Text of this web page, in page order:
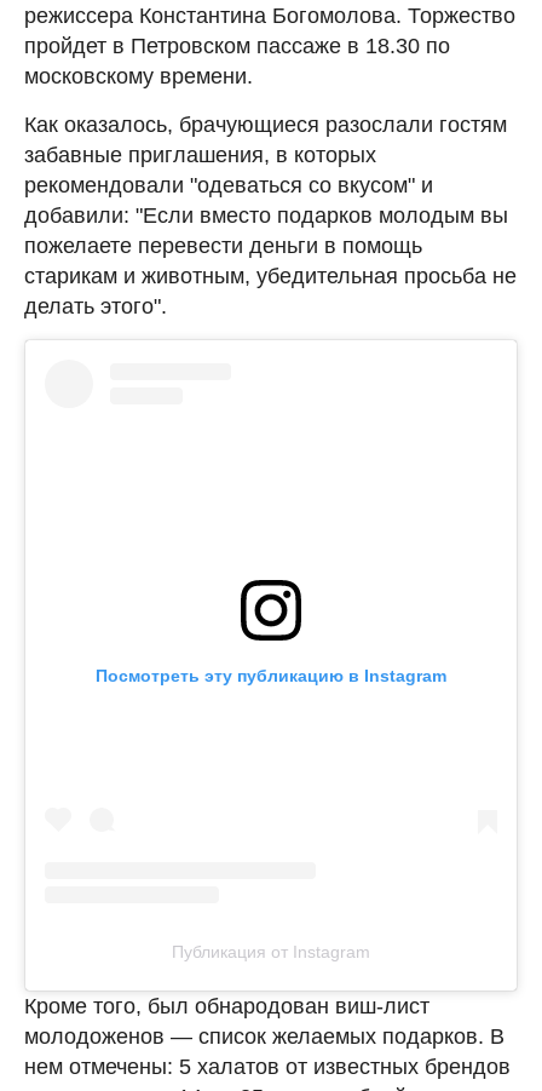
режиссера Константина Богомолова. Торжество
пройдет в Петровском пассаже в 18.30 по
московскому времени.
Как оказалось, брачующиеся разослали гостям
забавные приглашения, в которых
рекомендовали "одеваться со вкусом" и
добавили: "Если вместо подарков молодым вы
пожелаете перевести деньги в помощь
старикам и животным, убедительная просьба не
делать этого".
Посмотреть эту публикацию в Instagram
Публикация от Instagram
Кроме того, был обнародован виш-лист
молодоженов — список желаемых подарков. В
нем отмечены: 5 халатов от известных брендов